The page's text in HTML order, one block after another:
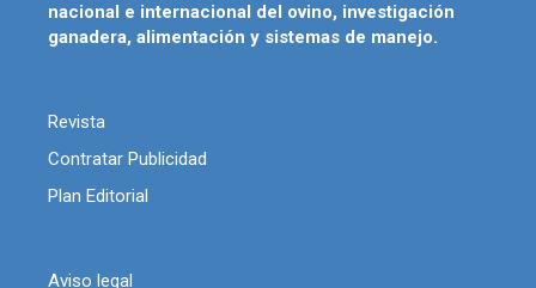
nacional e internacional del ovino, investigación
ganadera, alimentación y sistemas de manejo.
Revista
Contratar Publicidad
Plan Editorial
Aviso legal